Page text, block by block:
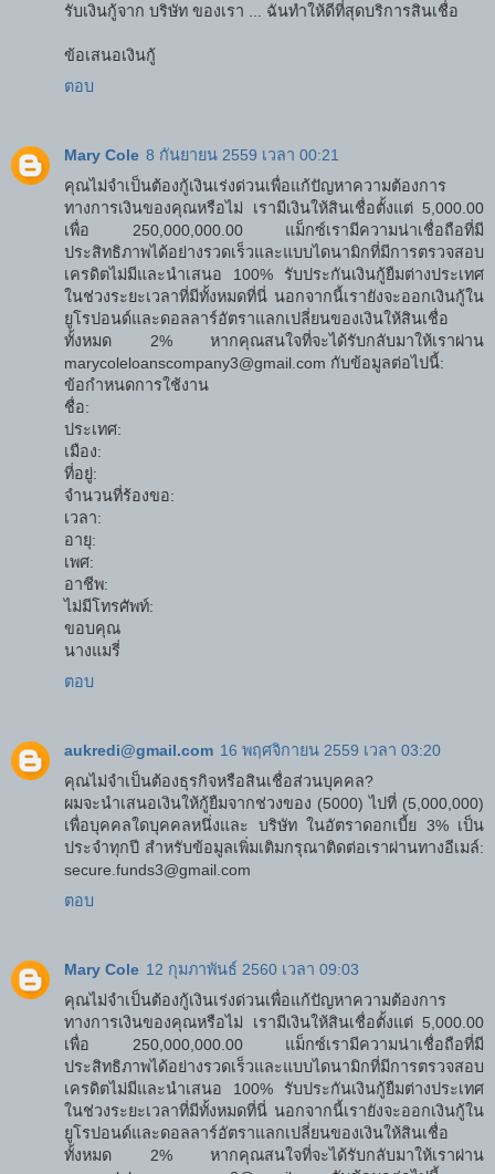
รับเงินกู้จาก บริษัท ของเรา ... ฉันทำให้ดีที่สุดบริการสินเชื่อ
ข้อเสนอเงินกู้
ตอบ
Mary Cole 8 กันยายน 2559 เวลา 00:21
คุณไม่จำเป็นต้องกู้เงินเร่งด่วนเพื่อแก้ปัญหาความต้องการ
ทางการเงินของคุณหรือไม่ เรามีเงินให้สินเชื่อตั้งแต่ 5,000.00
เพื่อ 250,000,000.00 แม็กซ์เรามีความน่าเชื่อถือที่มี
ประสิทธิภาพได้อย่างรวดเร็วและแบบไดนามิกที่มีการตรวจสอบ
เครดิตไม่มีและนำเสนอ 100% รับประกันเงินกู้ยืมต่างประเทศ
ในช่วงระยะเวลาที่มีทั้งหมดที่นี่ นอกจากนี้เรายังจะออกเงินกู้ใน
ยูโรปอนด์และดอลลาร์อัตราแลกเปลี่ยนของเงินให้สินเชื่อ
ทั้งหมด 2% หากคุณสนใจที่จะได้รับกลับมาให้เราผ่าน
marycoleloanscompany3@gmail.com กับข้อมูลต่อไปนี้:
ข้อกำหนดการใช้งาน
ชื่อ:
ประเทศ:
เมือง:
ที่อยู่:
จำนวนที่ร้องขอ:
เวลา:
อายุ:
เพศ:
อาชีพ:
ไม่มีโทรศัพท์:
ขอบคุณ
นางแมรี่
ตอบ
aukredi@gmail.com 16 พฤศจิกายน 2559 เวลา 03:20
คุณไม่จำเป็นต้องธุรกิจหรือสินเชื่อส่วนบุคคล?
ผมจะนำเสนอเงินให้กู้ยืมจากช่วงของ (5000) ไปที่ (5,000,000)
เพื่อบุคคลใดบุคคลหนึ่งและ บริษัท ในอัตราดอกเบี้ย 3% เป็น
ประจำทุกปี สำหรับข้อมูลเพิ่มเติมกรุณาติดต่อเราผ่านทางอีเมล์:
secure.funds3@gmail.com
ตอบ
Mary Cole 12 กุมภาพันธ์ 2560 เวลา 09:03
คุณไม่จำเป็นต้องกู้เงินเร่งด่วนเพื่อแก้ปัญหาความต้องการ
ทางการเงินของคุณหรือไม่ เรามีเงินให้สินเชื่อตั้งแต่ 5,000.00
เพื่อ 250,000,000.00 แม็กซ์เรามีความน่าเชื่อถือที่มี
ประสิทธิภาพได้อย่างรวดเร็วและแบบไดนามิกที่มีการตรวจสอบ
เครดิตไม่มีและนำเสนอ 100% รับประกันเงินกู้ยืมต่างประเทศ
ในช่วงระยะเวลาที่มีทั้งหมดที่นี่ นอกจากนี้เรายังจะออกเงินกู้ใน
ยูโรปอนด์และดอลลาร์อัตราแลกเปลี่ยนของเงินให้สินเชื่อ
ทั้งหมด 2% หากคุณสนใจที่จะได้รับกลับมาให้เราผ่าน